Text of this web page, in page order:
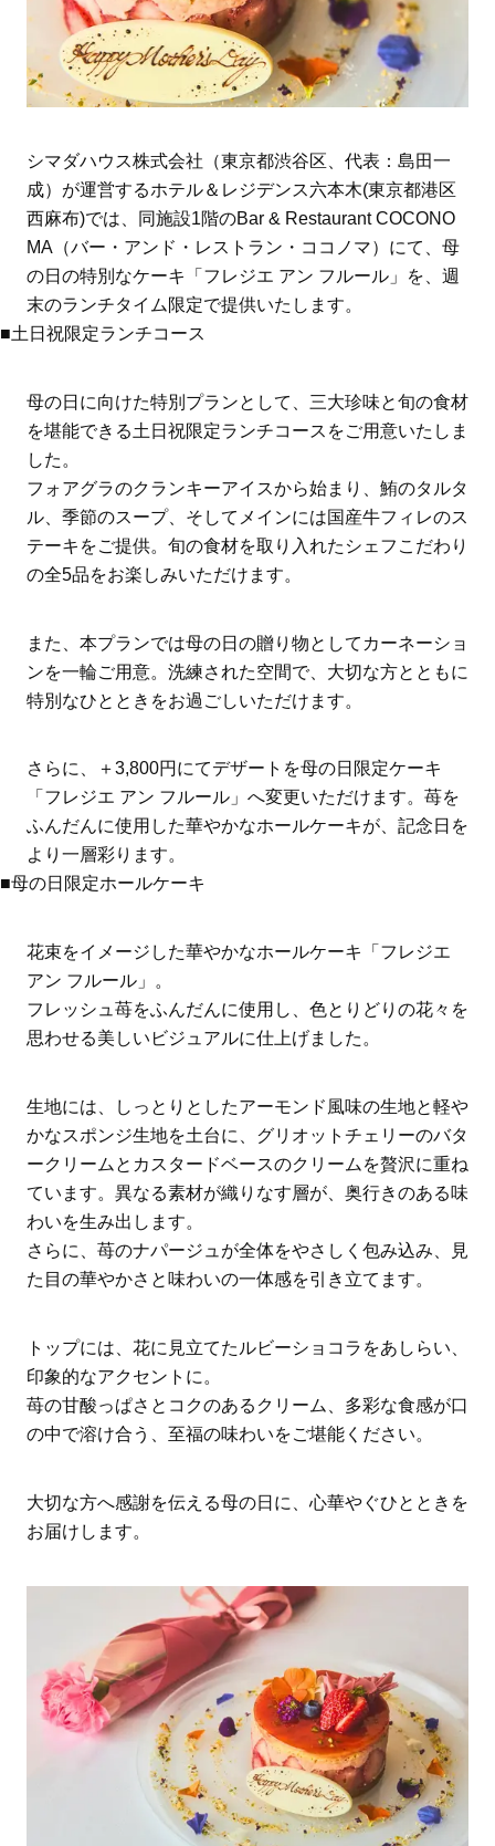
シマダハウス株式会社（東京都渋谷区、代表：島田一
成）が運営するホテル＆レジデンス六本木(東京都港区
西麻布)では、同施設1階のBar & Restaurant COCONO
MA（バー・アンド・レストラン・ココノマ）にて、母
の日の特別なケーキ「フレジエ アン フルール」を、週
末のランチタイム限定で提供いたします。
■土日祝限定ランチコース
母の日に向けた特別プランとして、三大珍味と旬の食材
を堪能できる土日祝限定ランチコースをご用意いたしま
した。
フォアグラのクランキーアイスから始まり、鮪のタルタ
ル、季節のスープ、そしてメインには国産牛フィレのス
テーキをご提供。旬の食材を取り入れたシェフこだわり
の全5品をお楽しみいただけます。
また、本プランでは母の日の贈り物としてカーネーショ
ンを一輪ご用意。洗練された空間で、大切な方とともに
特別なひとときをお過ごしいただけます。
さらに、＋3,800円にてデザートを母の日限定ケーキ
「フレジエ アン フルール」へ変更いただけます。苺を
ふんだんに使用した華やかなホールケーキが、記念日を
より一層彩ります。
■母の日限定ホールケーキ
花束をイメージした華やかなホールケーキ「フレジエ
アン フルール」。
フレッシュ苺をふんだんに使用し、色とりどりの花々を
思わせる美しいビジュアルに仕上げました。
生地には、しっとりとしたアーモンド風味の生地と軽や
かなスポンジ生地を土台に、グリオットチェリーのバタ
ークリームとカスタードベースのクリームを贅沢に重ね
ています。異なる素材が織りなす層が、奥行きのある味
わいを生み出します。
さらに、苺のナパージュが全体をやさしく包み込み、見
た目の華やかさと味わいの一体感を引き立てます。
トップには、花に見立てたルビーショコラをあしらい、
印象的なアクセントに。
苺の甘酸っぱさとコクのあるクリーム、多彩な食感が口
の中で溶け合う、至福の味わいをご堪能ください。
大切な方へ感謝を伝える母の日に、心華やぐひとときを
お届けします。